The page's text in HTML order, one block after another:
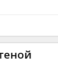
чтобы
на